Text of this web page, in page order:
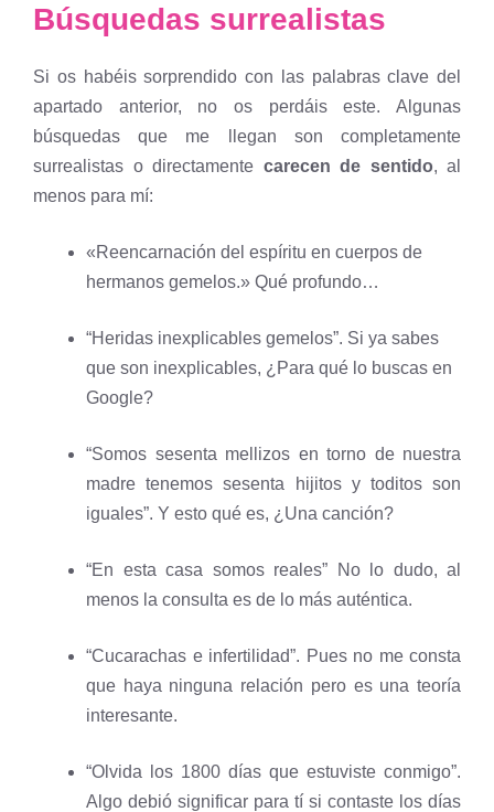
Búsquedas surrealistas
Si os habéis sorprendido con las palabras clave del
apartado anterior, no os perdáis este. Algunas
búsquedas que me llegan son completamente
surrealistas o directamente carecen de sentido, al
menos para mí:
«Reencarnación del espíritu en cuerpos de
hermanos gemelos.» Qué profundo…
“Heridas inexplicables gemelos”. Si ya sabes
que son inexplicables, ¿Para qué lo buscas en
Google?
“Somos sesenta mellizos en torno de nuestra
madre tenemos sesenta hijitos y toditos son
iguales”. Y esto qué es, ¿Una canción?
“En esta casa somos reales” No lo dudo, al
menos la consulta es de lo más auténtica.
“Cucarachas e infertilidad”. Pues no me consta
que haya ninguna relación pero es una teoría
interesante.
“Olvida los 1800 días que estuviste conmigo”.
Algo debió significar para tí si contaste los días